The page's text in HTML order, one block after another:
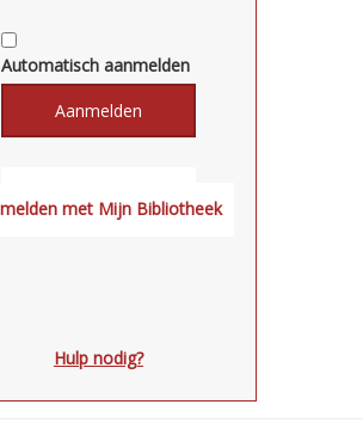
Automatisch aanmelden
Hulp nodig?